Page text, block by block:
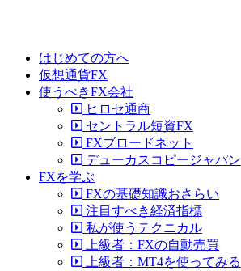
はじめての方へ
仮想通貨FX
使うべきFX会社
ヒロセ通商
セントラル短資FX
FXブロードネット
デューカスコピージャパン
FXを学ぶ
FXの基礎知識おさらい
注目すべき経済指標
私が使うテクニカル
上級者：FXの自動売買
上級者：MT4を使ってみる